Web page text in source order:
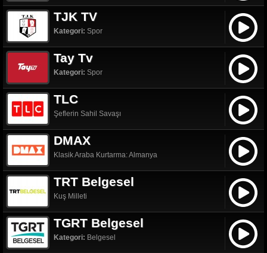
TJK TV
Kategori: Spor
Tay Tv
Kategori: Spor
TLC
Şeflerin Sahil Savaşı
DMAX
Klasik Araba Kurtarma: Almanya
TRT Belgesel
Kuş Milleti
TGRT Belgesel
Kategori: Belgesel